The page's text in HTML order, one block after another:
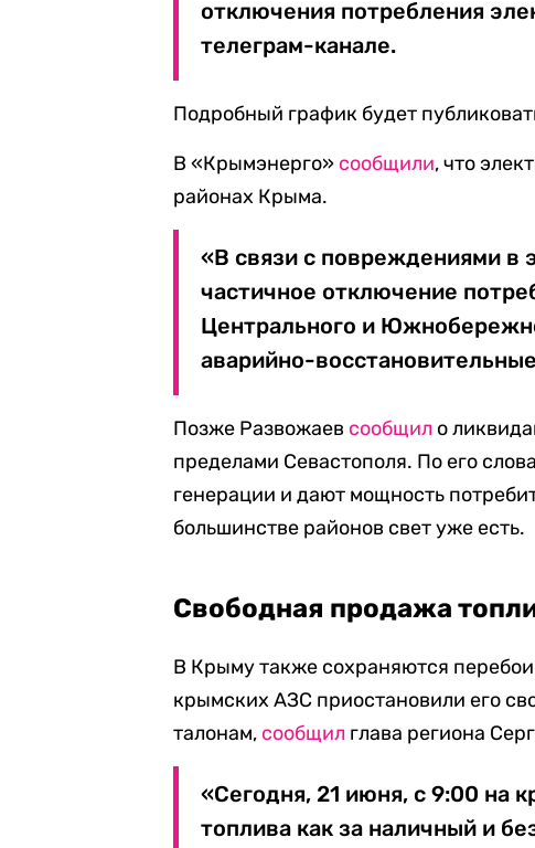
отключения потребления
телеграм-канале.
Подробный график будет
В «Крымэнерго» сообщили, что
районах Крыма.
«В связи с повреждениями в
частичное отключение
Центрального и
аварийно-
Позже Развожаев сообщил о
пределами Севастополя. По его
генерации и дают мощность
большинстве районов свет уже есть.
Свободная продажа
В Крыму также сохраняются
крымских АЗС приостановили его
талонам, сообщил глава региона
«Сегодня, 21 июня, с 9:00 на
топлива как за наличный и